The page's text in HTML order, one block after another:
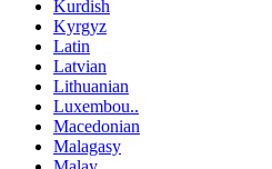
Kurdish
Kyrgyz
Latin
Latvian
Lithuanian
Luxembou..
Macedonian
Malagasy